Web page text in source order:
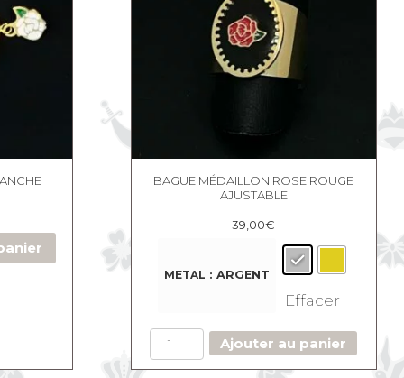
BAGUE MÉDAILLON ROSE ROUGE
AJUSTABLE
39,00€
METAL : ARGENT
Effacer
quantité
Bague
Ajouter au panier